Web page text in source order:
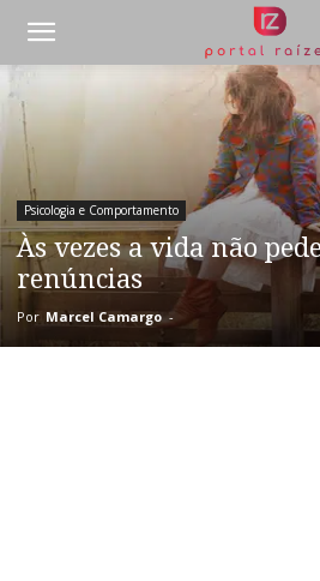
Psicologia e Comportamento
Às vezes a vida não
renúncias
Por Marcel Camargo -